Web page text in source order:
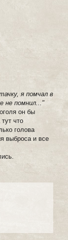
я помчал в
не помнил..."
он бы
что
голова
выброса и все